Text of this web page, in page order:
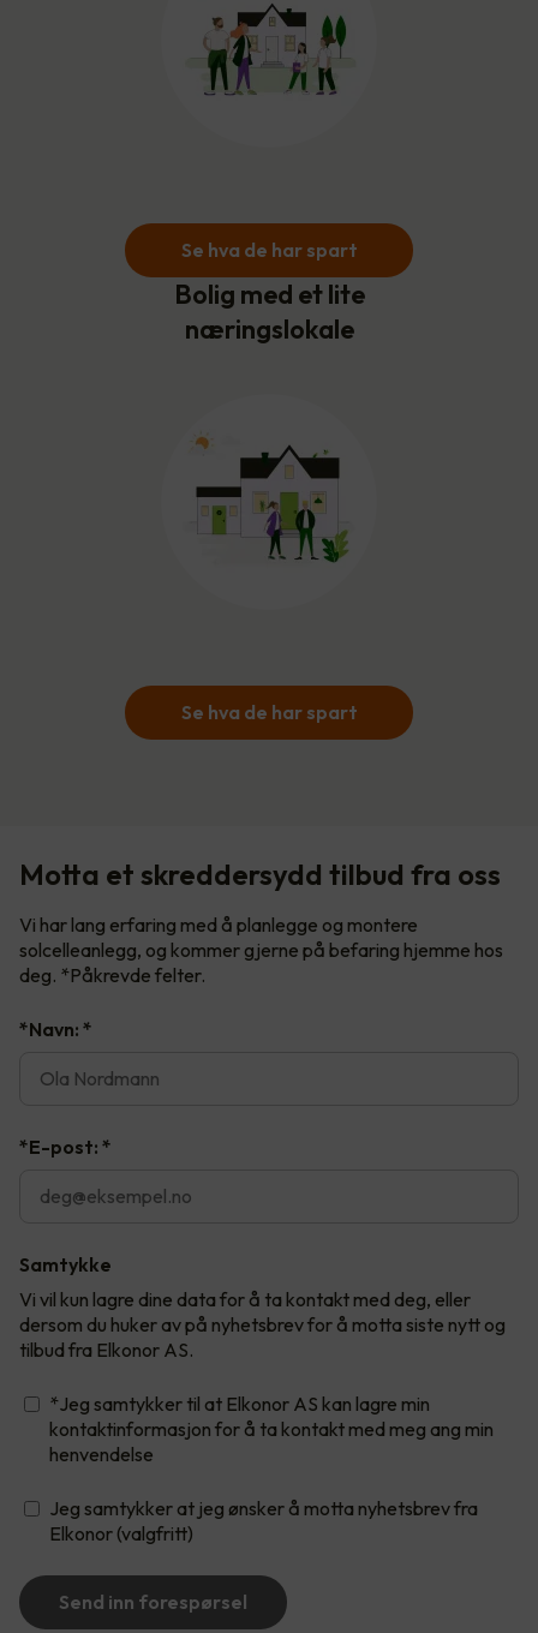
Se hva de har spart
Bolig med et lite
næringslokale
Se hva de har spart
Motta et skreddersydd tilbud fra oss
Vi har lang erfaring med å planlegge og montere
solcelleanlegg, og kommer gjerne på befaring hjemme hos
deg. *Påkrevde felter.
*Navn: *
*E-post: *
Samtykke
Vi vil kun lagre dine data for å ta kontakt med deg, eller
dersom du huker av på nyhetsbrev for å motta siste nytt og
tilbud fra Elkonor AS.
*Jeg samtykker til at Elkonor AS kan lagre min
kontaktinformasjon for å ta kontakt med meg ang min
henvendelse
Jeg samtykker at jeg ønsker å motta nyhetsbrev fra
Elkonor (valgfritt)
Send inn forespørsel